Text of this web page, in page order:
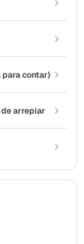
contar)
de arrepiar